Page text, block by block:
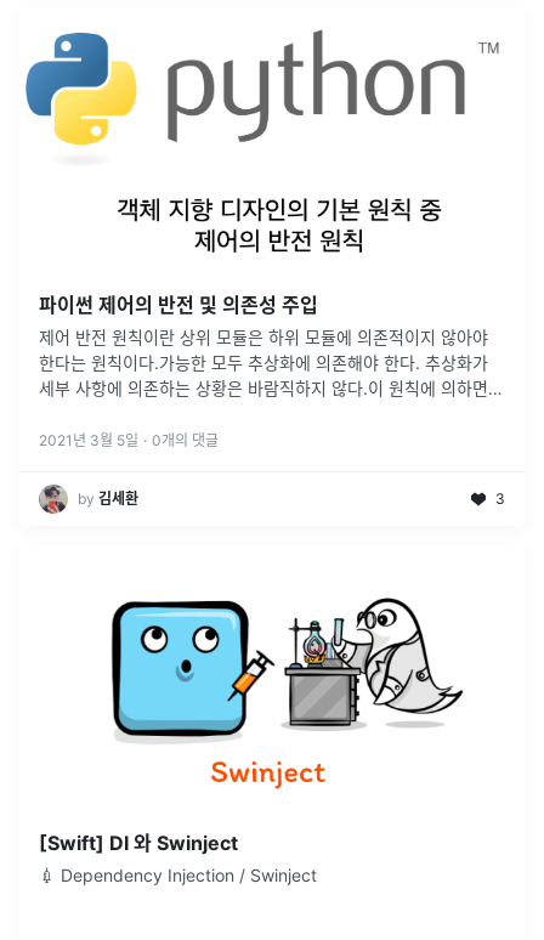
파이썬 제어의 반전 및 의존성 주입
제어 반전 원칙이란 상위 모듈은 하위 모듈에 의존적이지 않아야
한다는 원칙이다.가능한 모두 추상화에 의존해야 한다. 추상화가
세부 사항에 의존하는 상황은 바람직하지 않다.이 원칙에 의하면
2021년 3월 5일 · 0개의 댓글
by 김세환 3
[Swift] DI 와 Swinject
💉 Dependency Injection / Swinject